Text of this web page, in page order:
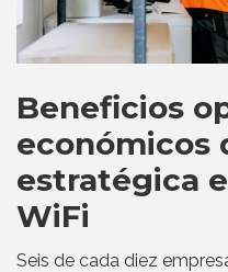
Beneficios
económicos
estratégica
WiFi
Seis de cada diez